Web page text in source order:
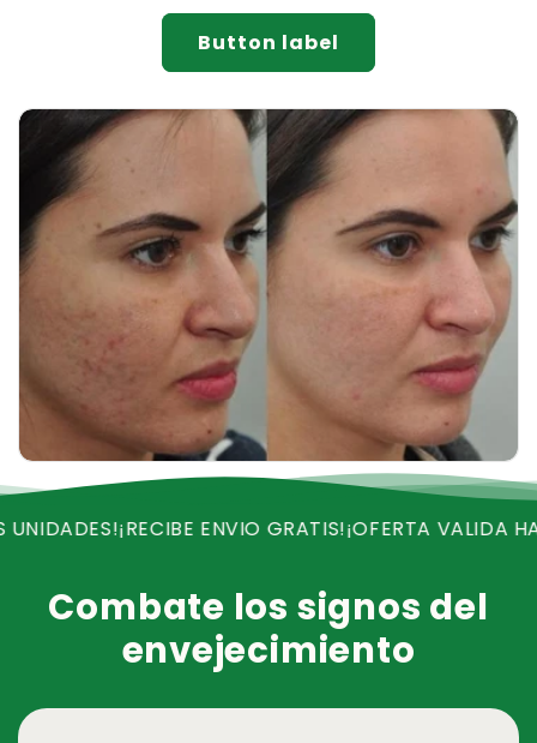
Button label
¡RECIBE ENVIO GRATIS!¡OFERTA VALIDA HASTA
Combate los signos del
envejecimiento